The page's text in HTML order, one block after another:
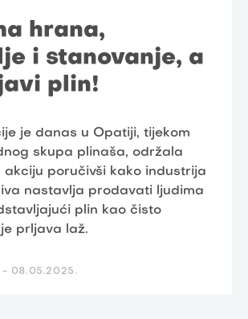
hrana,
i stanovanje, a
plin!
je danas u Opatiji, tijekom
skupa plinaša, održala
akciju poručivši kako industrija
nastavlja prodavati ljudima
plin kao čisto
prljava laž.
- 08.05.2025.